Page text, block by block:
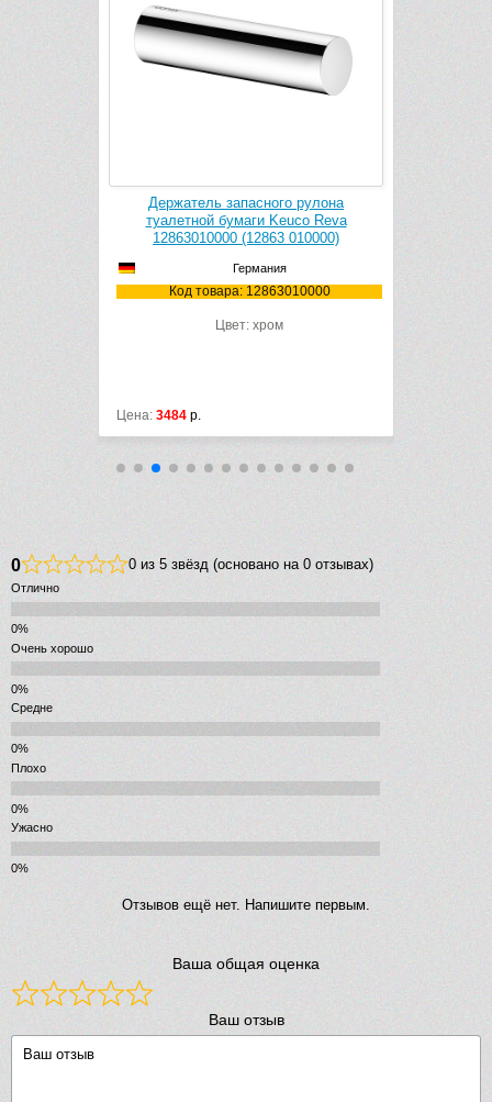
Держатель запасного рулона
туалетной бумаги Keuco Reva
12863010000 (12863 010000)
Германия
Код товара: 12863010000
Цвет: хром
Цена: 3484 р. Цена:
0 0 из 5 звёзд (основано на 0 отзывах)
Отлично
Очень хорошо
Средне
Плохо
Ужасно
Отзывов ещё нет. Напишите первым.
Ваша общая оценка
Ваш отзыв